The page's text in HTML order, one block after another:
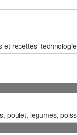
et recettes,
poulet, légumes,